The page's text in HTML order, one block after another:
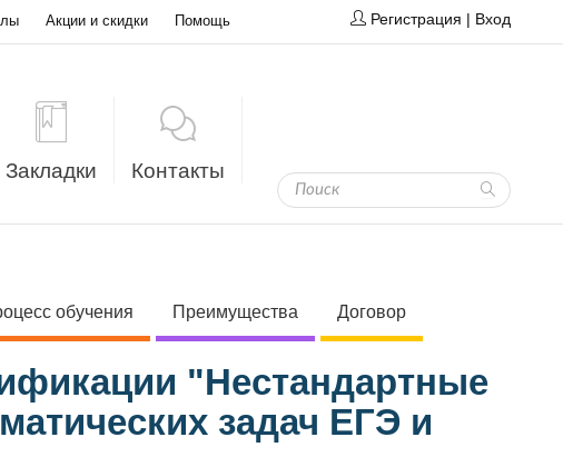
Акции и скидки Помощь Регистрация | Вход
Закладки Контакты
обучения Преимущества Договор
"Нестандартные
задач ЕГЭ и